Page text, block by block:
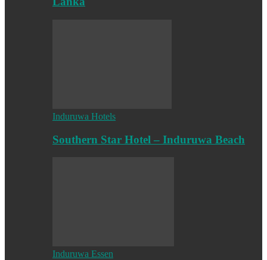
Induruwa Hotels
Southern Star Hotel – Induruwa Beach
Induruwa Essen